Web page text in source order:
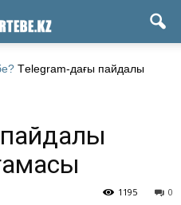
Тelegram-дағы пайдалы
0
1195